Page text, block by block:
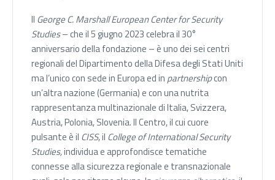
Il George C. Marshall European Center for Security
Studies– che il 5 giugno 2023 celebra il 30°
anniversario della fondazione – è uno dei sei centri
regionali del Dipartimento della Difesa degli Stati Uniti
ma l’unico con sede in Europa ed in partnershipcon
un’altra nazione (Germania) e con una nutrita
rappresentanza multinazionale di Italia, Svizzera,
Austria, Polonia, Slovenia. Il Centro, il cui cuore
pulsante è il CISS, il College of International Security
Studies,individua e approfondisce tematiche
connesse alla sicurezza regionale e transnazionale